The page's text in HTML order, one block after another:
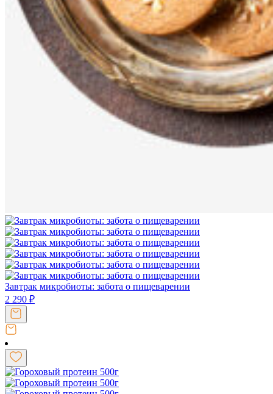
Завтрак микробиоты: забота о пищеварении
2 290 ₽